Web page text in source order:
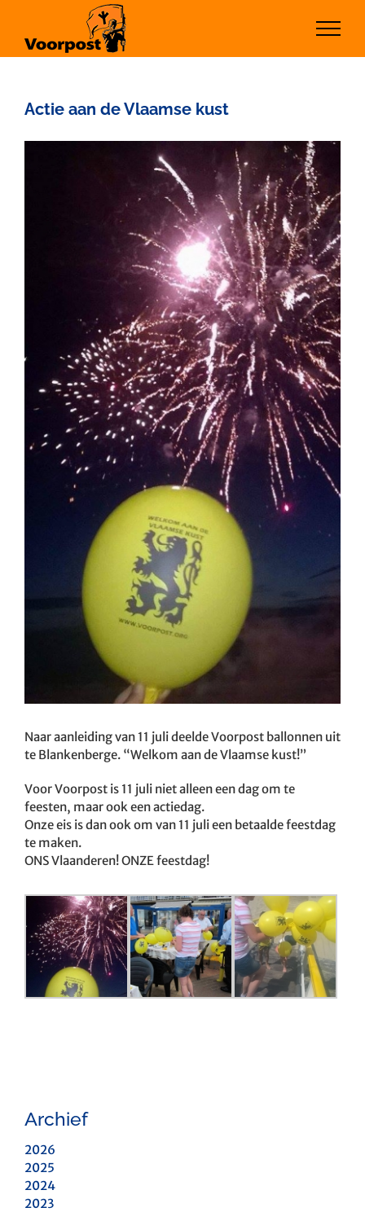
inhoud
Actie aan de Vlaamse kust
Naar aanleiding van 11 juli deelde Voorpost ballonnen uit
te Blankenberge. “Welkom aan de Vlaamse kust!”
Voor Voorpost is 11 juli niet alleen een dag om te
feesten, maar ook een actiedag.
Onze eis is dan ook om van 11 juli een betaalde feestdag
te maken.
ONS Vlaanderen! ONZE feestdag!
Archief
2026
2025
2024
2023